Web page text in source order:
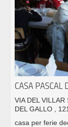
CASA PASCAL
VIA DEL
DEL GALLO ,
casa per ferie